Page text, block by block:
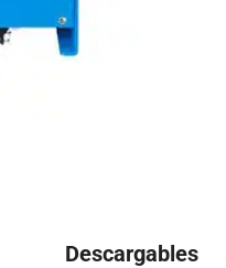
Descargables